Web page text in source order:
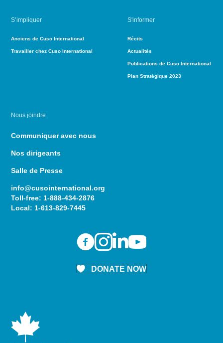
S’impliquer
Anciens de Cuso International
Travailler chez Cuso International
S'informer
Récits
Actualités
Publications de Cuso International
Plan Stratégique 2023
Nous joindre
Communiquer avec nous
Nos dirigeants
Salle de Presse
info@cusointernational.org
Toll-free: 1-888-434-2876
Local: 1-613-829-7445
DONATE NOW